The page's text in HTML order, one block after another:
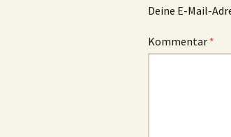
Deine E-Mail-
Kommentar *